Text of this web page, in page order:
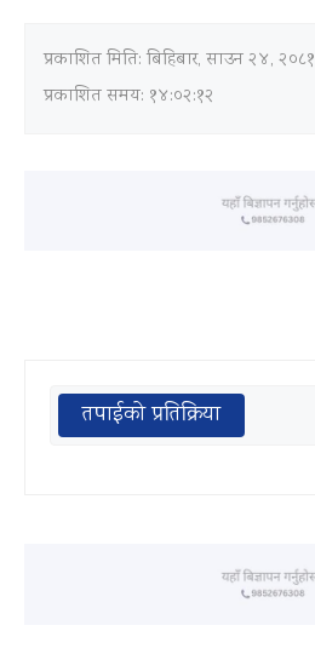
प्रकाशित मिति: बिहिबार, साउन २४, २०८१
प्रकाशित समय: १४:०२:१२
तपाईको प्रतिक्रिया